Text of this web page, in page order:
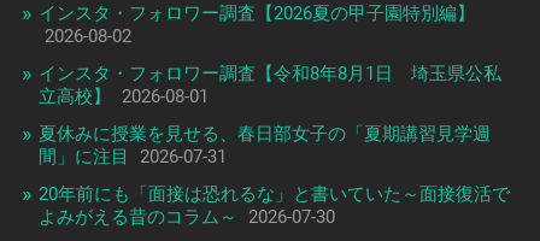
インスタ・フォロワー調査【2026夏の甲子園特別編】
2026-08-02
インスタ・フォロワー調査【令和8年8月1日 埼玉県公私
立高校】
2026-08-01
夏休みに授業を見せる、春日部女子の「夏期講習見学週
間」に注目
2026-07-31
20年前にも「面接は恐れるな」と書いていた～面接復活で
よみがえる昔のコラム～
2026-07-30